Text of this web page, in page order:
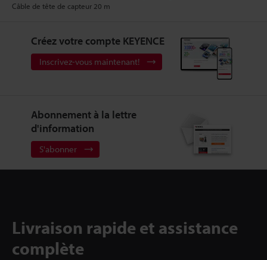
Câble de tête de capteur 20 m
Créez votre compte KEYENCE
Inscrivez-vous maintenant!
Abonnement à la lettre
d'information
S'abonner
Livraison rapide et assistance
complète